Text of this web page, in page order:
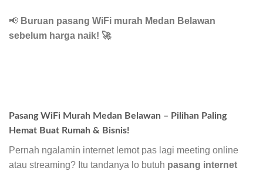
📢 Buruan pasang WiFi murah Medan Belawan
sebelum harga naik! 🚀
Pasang WiFi Murah Medan Belawan – Pilihan Paling
Hemat Buat Rumah & Bisnis!
Pernah ngalamin internet lemot pas lagi meeting online
atau streaming? Itu tandanya lo butuh pasang internet